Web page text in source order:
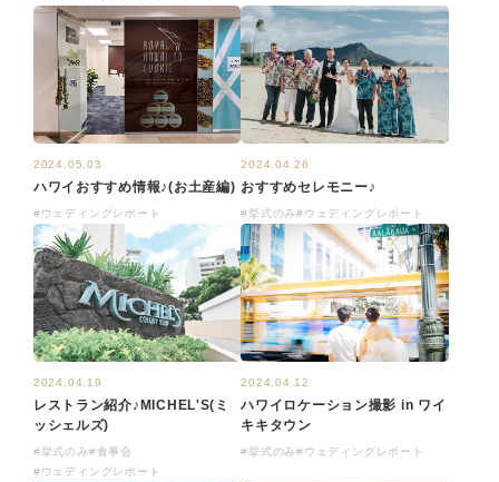
2024.05.03
ハワイおすすめ情報♪(お土産編)
#ウェディングレポート
2024.04.26
おすすめセレモニー♪
#挙式のみ#ウェディングレポート
2024.04.19
レストラン紹介♪MICHEL'S(ミ
ッシェルズ)
#挙式のみ#食事会
#ウェディングレポート
2024.04.12
ハワイロケーション撮影 in ワイ
キキタウン
#挙式のみ#ウェディングレポート